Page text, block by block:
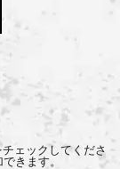
ェックしてくださ
きます。